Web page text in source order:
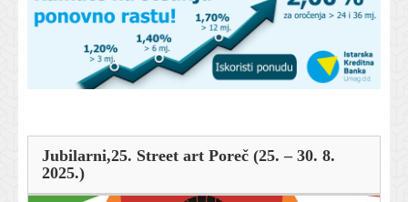
Jubilarni,25. Street art Poreč (25. – 30. 8.
2025.)